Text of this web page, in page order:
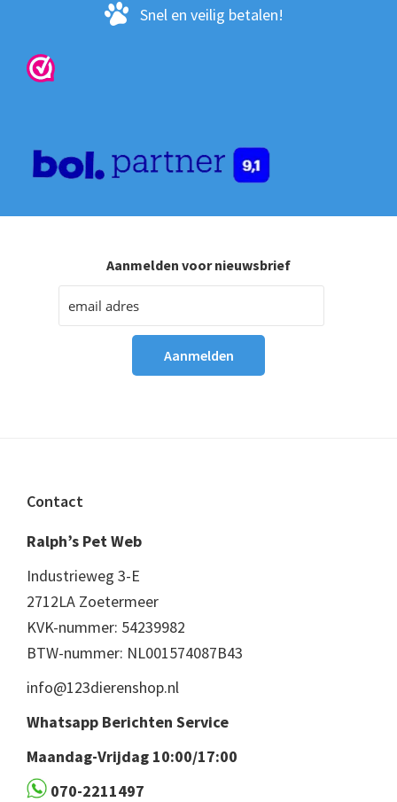
Snel en veilig betalen!
Aanmelden voor nieuwsbrief
Footer
Contact
Ralph’s Pet Web
Industrieweg 3-E
2712LA Zoetermeer
KVK-nummer: 54239982
BTW-nummer: NL001574087B43
info@123dierenshop.nl
Whatsapp Berichten Service
Maandag-Vrijdag 10:00/17:00
070-2211497